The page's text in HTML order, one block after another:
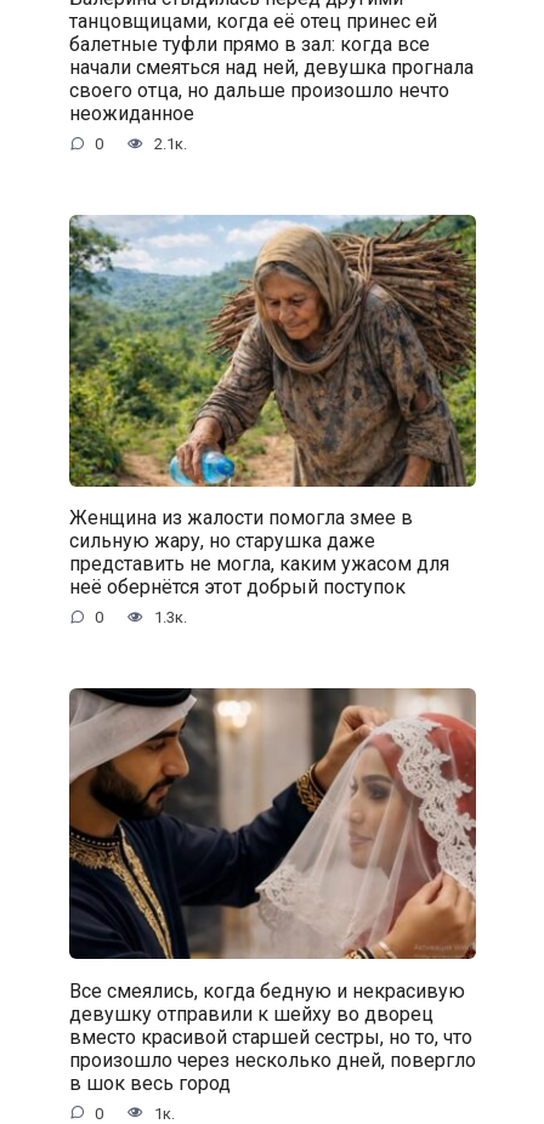
танцовщицами, когда её отец принес ей
балетные туфли прямо в зал: когда все
начали смеяться над ней, девушка прогнала
своего отца, но дальше произошло нечто
неожиданное
0 2.1к.
Женщина из жалости помогла змее в
сильную жару, но старушка даже
представить не могла, каким ужасом для
неё обернётся этот добрый поступок
0 1.3к.
Все смеялись, когда бедную и некрасивую
девушку отправили к шейху во дворец
вместо красивой старшей сестры, но то, что
произошло через несколько дней, повергло
в шок весь город
0 1к.